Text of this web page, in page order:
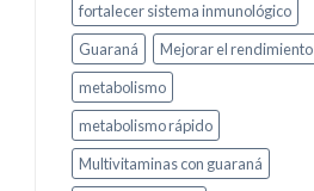
fortalecer sistema inmunológico
Guaraná
Mejorar el rendimiento
metabolismo
metabolismo rápido
Multivitaminas con guaraná